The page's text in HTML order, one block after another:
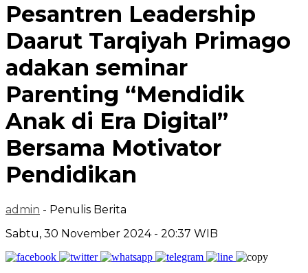
Pesantren Leadership
Daarut Tarqiyah Primago
adakan seminar
Parenting “Mendidik
Anak di Era Digital”
Bersama Motivator
Pendidikan
admin - Penulis Berita
Sabtu, 30 November 2024 - 20:37 WIB